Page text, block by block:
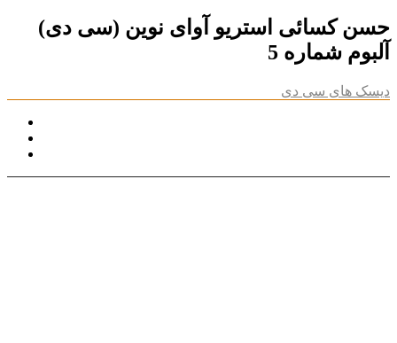
حسن کسائی استریو آوای نوین (سی دی)
آلبوم شماره 5
دیسک های سی دی